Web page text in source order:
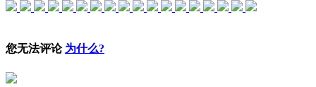
您无法评论 为什么?